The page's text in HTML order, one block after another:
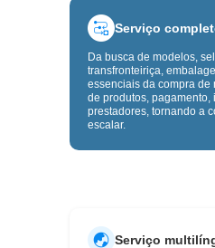
Serviço
Da busca de modelos,
transfronteiriça,
essenciais da compra de
de produtos,
prestadores, tornando a
escalar.
Serviço